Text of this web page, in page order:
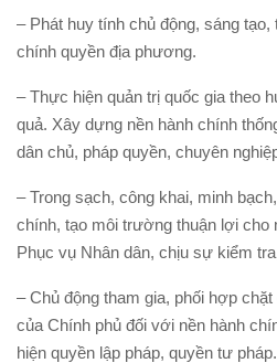
– Phát huy tính chủ động, sáng
chính quyền địa phương.
– Thực hiện quản trị quốc gia theo
quả. Xây dựng nền hành chính
dân chủ, pháp quyền, chuyên
– Trong sạch, công khai, minh
chính, tạo môi trường thuận lợi cho
Phục vụ Nhân dân, chịu sự kiểm
– Chủ động tham gia, phối hợp
của Chính phủ đối với nền hành
hiện quyền lập pháp, quyền tư pháp.